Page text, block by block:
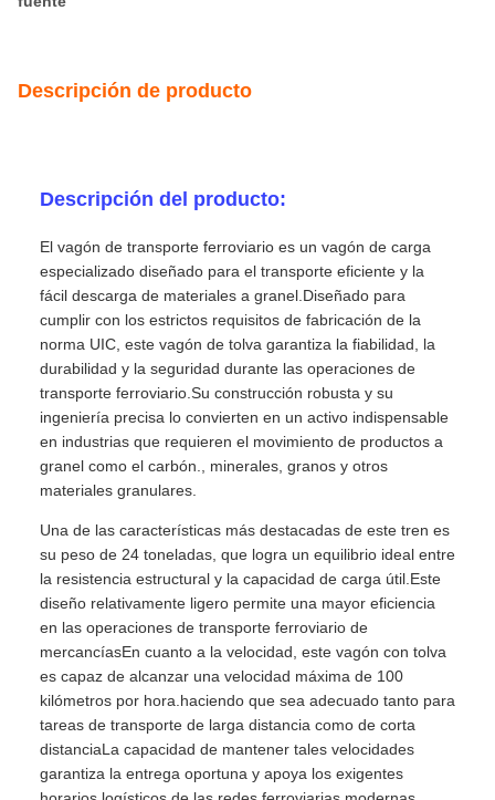
Descripción de producto
Descripción del producto:
El vagón de transporte ferroviario es un vagón de carga
especializado diseñado para el transporte eficiente y la
fácil descarga de materiales a granel.Diseñado para
cumplir con los estrictos requisitos de fabricación de la
norma UIC, este vagón de tolva garantiza la fiabilidad, la
durabilidad y la seguridad durante las operaciones de
transporte ferroviario.Su construcción robusta y su
ingeniería precisa lo convierten en un activo indispensable
en industrias que requieren el movimiento de productos a
granel como el carbón., minerales, granos y otros
materiales granulares.
Una de las características más destacadas de este tren es
su peso de 24 toneladas, que logra un equilibrio ideal entre
la resistencia estructural y la capacidad de carga útil.Este
diseño relativamente ligero permite una mayor eficiencia
en las operaciones de transporte ferroviario de
mercancíasEn cuanto a la velocidad, este vagón con tolva
es capaz de alcanzar una velocidad máxima de 100
kilómetros por hora.haciendo que sea adecuado tanto para
tareas de transporte de larga distancia como de corta
distanciaLa capacidad de mantener tales velocidades
garantiza la entrega oportuna y apoya los exigentes